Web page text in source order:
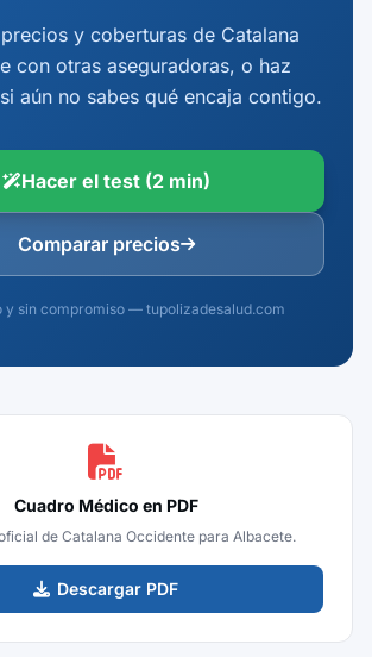
y coberturas de Catalana
con otras aseguradoras, o haz
aún no sabes qué encaja contigo.
Hacer el test (2 min)
Comparar precios
y sin compromiso — tupolizadesalud.com
Cuadro Médico en PDF
de Catalana Occidente para Albacete.
Descargar PDF